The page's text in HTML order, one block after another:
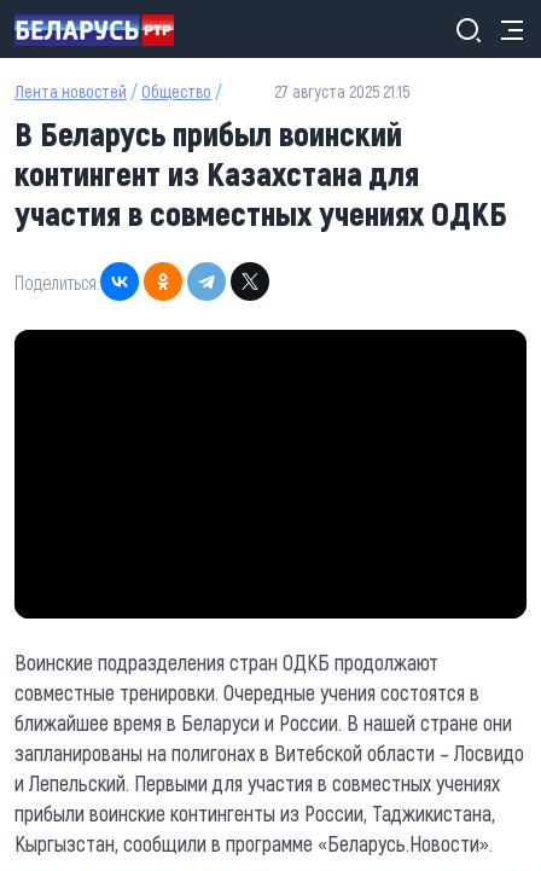
Перейти к основному содержанию
Лента новостей / Общество / 27 августа 2025 21:15
В Беларусь прибыл воинский
контингент из Казахстана для
участия в совместных учениях ОДКБ
Поделиться:
Воинские подразделения стран ОДКБ продолжают
совместные тренировки. Очередные учения состоятся в
ближайшее время в Беларуси и России. В нашей стране они
запланированы на полигонах в Витебской области – Лосвидо
и Лепельский. Первыми для участия в совместных учениях
прибыли воинские контингенты из России, Таджикистана,
Кыргызстан, сообщили в программе «Беларусь.Новости».